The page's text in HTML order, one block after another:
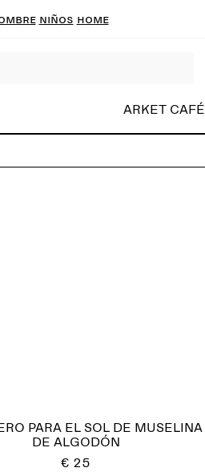
NIÑOS HOME
ARKET CAFÉ
PARA EL SOL DE MUSELINA
DE ALGODÓN
€ 25